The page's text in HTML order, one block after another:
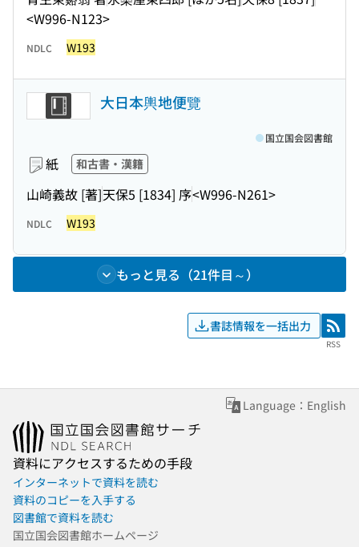
<W996-N123>
NDLC W193
大日本輿地便覽
紙 和古書・漢籍
山崎義故 [著]天保5 [1834] 序<W996-N261>
国立国会図書館
NDLC W193
もっと見る（21件目～）
書誌情報を一括出力 RSS
RSS
Language：English
資料にアクセスするための手段
インターネットで資料を読む
資料のコピーを入手する
図書館で資料を読む
国立国会図書館ホームページ